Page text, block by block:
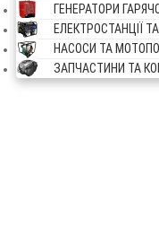
ГЕНЕРАТОРИ
ЕЛЕКТРОСТАНЦІЇ
НАСОСИ ТА
ЗАПЧАСТИНИ ТА